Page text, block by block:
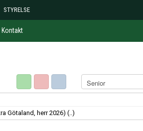
STYRELSE
Kontakt
Götaland, herr 2026) (..)